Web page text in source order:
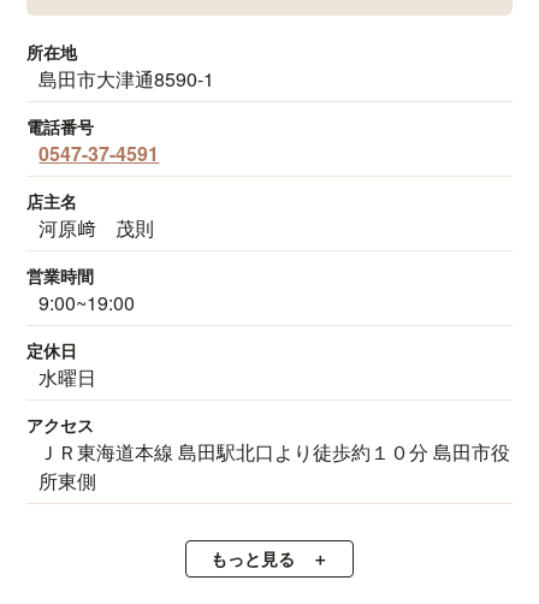
所在地
島田市大津通8590-1
電話番号
0547-37-4591
店主名
河原﨑 茂則
営業時間
9:00~19:00
定休日
水曜日
アクセス
ＪＲ東海道本線 島田駅北口より徒歩約１０分 島田市役
所東側
もっと見る